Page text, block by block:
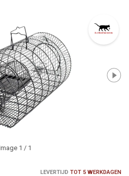
1 / 1
LEVERTIJD TOT 5 WERKDAGEN